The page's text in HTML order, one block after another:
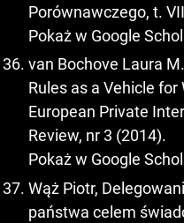
Porównawczego, t.
Pokaż w Google
van Bochove Laura
Rules as a Vehicle
European Private
Review, nr 3 (2014).
Pokaż w Google
Wąż Piotr,
państwa celem